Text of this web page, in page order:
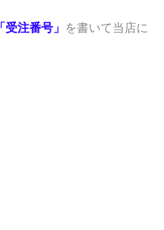
「受注番号」 を書いて当店に